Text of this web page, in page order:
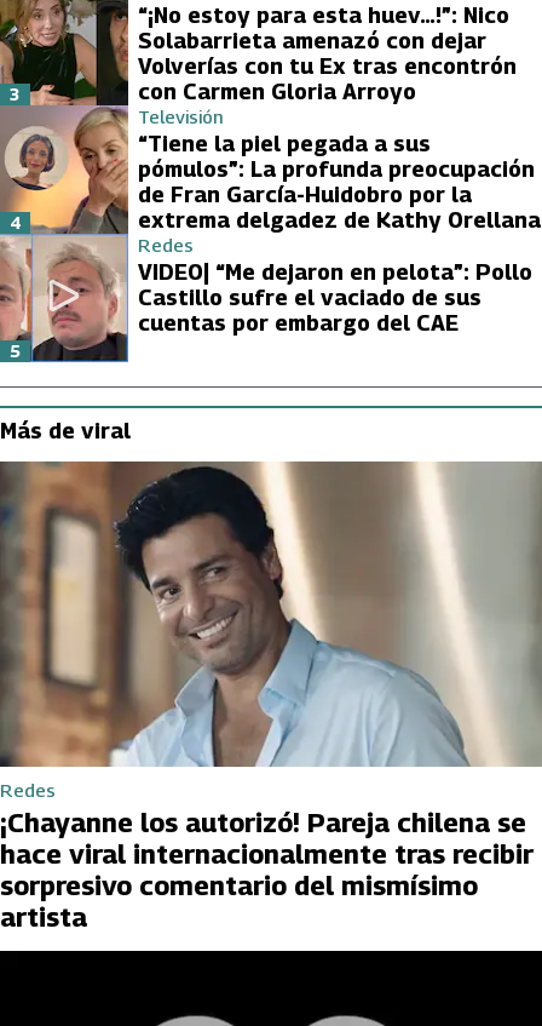
“¡No estoy para esta huev…!”: Nico
Solabarrieta amenazó con dejar
Volverías con tu Ex tras encontrón
con Carmen Gloria Arroyo
3
Televisión
“Tiene la piel pegada a sus
pómulos”: La profunda preocupación
de Fran García-Huidobro por la
extrema delgadez de Kathy Orellana
4
Redes
VIDEO| “Me dejaron en pelota”: Pollo
Castillo sufre el vaciado de sus
cuentas por embargo del CAE
5
Más de viral
Redes
¡Chayanne los autorizó! Pareja chilena se
hace viral internacionalmente tras recibir
sorpresivo comentario del mismísimo
artista